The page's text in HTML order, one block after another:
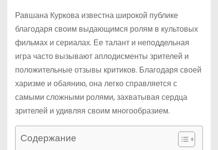
Равшана Куркова известна широкой публике
благодаря своим выдающимся ролям в культовых
фильмах и сериалах. Ее талант и неподдельная
игра часто вызывают аплодисменты зрителей и
положительные отзывы критиков. Благодаря своей
харизме и обаянию, она легко справляется с
самыми сложными ролями, захватывая сердца
зрителей и удивляя своим многообразием.
Содержание